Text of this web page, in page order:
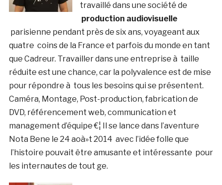
travaillé dans une société de
production audiovisuelle
parisienne pendant près de six ans, voyageant aux
quatre coins de la France et parfois du monde en tant
que Cadreur. Travailler dans une entreprise à taille
réduite est une chance, car la polyvalence est de mise
pour répondre à tous les besoins qui se présentent.
Caméra, Montage, Post-production, fabrication de
DVD, référencement web, communication et
management d’équipe €¦ Il se lance dans l’aventure
Nota Bene le 24 aoà»t 2014 avec l’idée folle que
l’histoire pouvait être amusante et intéressante pour
les internautes de tout ge.